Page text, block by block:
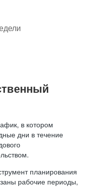
в котором
дни в течение
планирования
рабочие периоды,